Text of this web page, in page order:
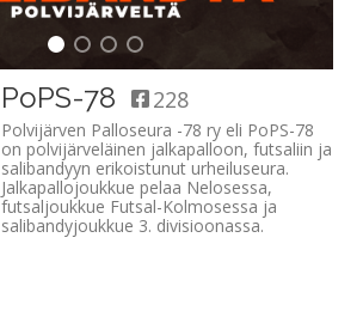
PoPS-78 228
Polvijärven Palloseura -78 ry eli PoPS-78
on polvijärveläinen jalkapalloon, futsaliin ja
salibandyyn erikoistunut urheiluseura.
Jalkapallojoukkue pelaa Nelosessa,
futsaljoukkue Futsal-Kolmosessa ja
salibandyjoukkue 3. divisioonassa.